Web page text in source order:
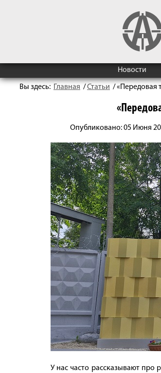
Новости
Вы здесь: Главная /Статьи /«Передовая
Опубликовано: 05 Июня
У нас часто рассказывают про